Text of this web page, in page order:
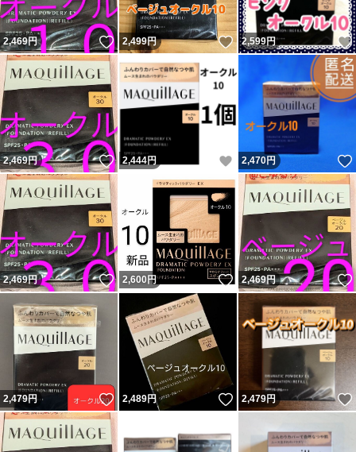
2,469円 いいね！
2,499円 いいね！
2,599円
2,469円 いいね！
2,444円 いいね！
2,470円
2,469円 いいね！
2,600 円 いいね！
2,469円
2,479円 いいね！
2,489円 いいね！
2,479円